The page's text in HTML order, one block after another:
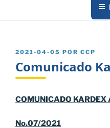
PUBLICADO
2021-04-05 POR CCP
Comunicado
COMUNICADO KARDEX
No.07/2021